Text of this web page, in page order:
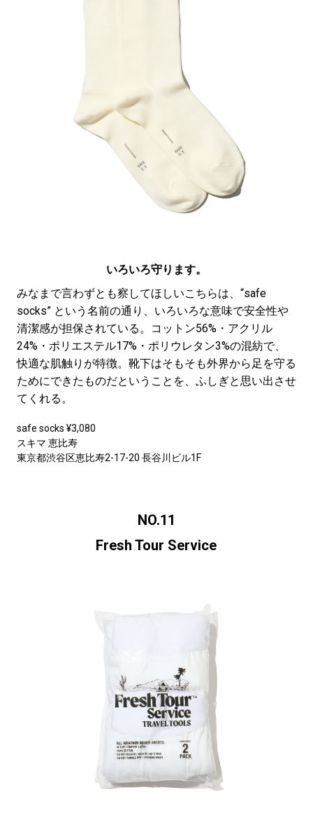
いろいろ守ります。
みなまで言わずとも察してほしいこちらは、“safe
socks” という名前の通り、いろいろな意味で安全性や
清潔感が担保されている。コットン56%・アクリル
24%・ポリエステル17%・ポリウレタン3%の混紡で、
快適な肌触りが特徴。靴下はそもそも外界から足を守る
ためにできたものだということを、ふしぎと思い出させ
てくれる。
safe socks ¥3,080
スキマ 恵比寿
東京都渋谷区恵比寿2-17-20 長谷川ビル1F
NO.11
Fresh Tour Service